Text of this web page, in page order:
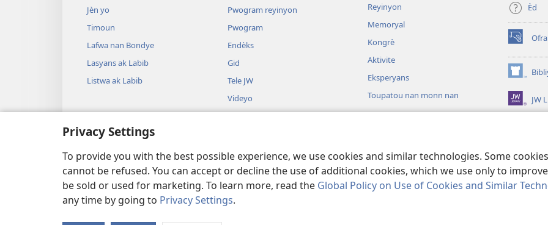
Privacy Settings
To provide you with the best possible experience, we use cookies and similar technologies. Some
cannot be refused. You can accept or decline the use of additional cookies, which we use only to
be sold or used for marketing. To learn more, read the Global Policy on Use of Cookies and Similar
any time by going to Privacy Settings.
Jèn yo
Timoun
Lafwa nan Bondye
Lasyans ak Labib
Listwa ak Labib
Pwogram reyinyon
Pwogram
Endèks
Gid
Tele JW
Videyo
Mizik
Lekti Labib sou fòm dram
Reyinyon
Memoryal
Kongrè
Aktivite
Eksperyans
Toupatou nan monn nan
Èd
(opens
new
window)
(opens
new
window)
JW
Copyright© 2026 Watch Tower Bible and Tract Society of Pennsylvania.